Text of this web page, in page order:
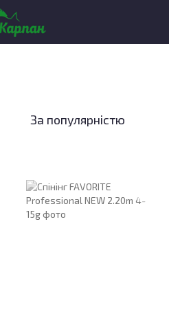
За популярністю